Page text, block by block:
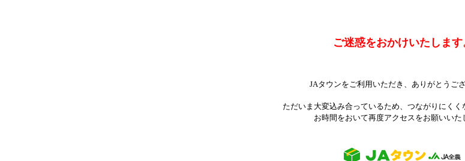
ご迷惑をおかけいたします
JAタウンをご利用いただき、ありがとうござ
ただいま大変込み合っているため、つながりにくく
お時間をおいて再度アクセスをお願いいた